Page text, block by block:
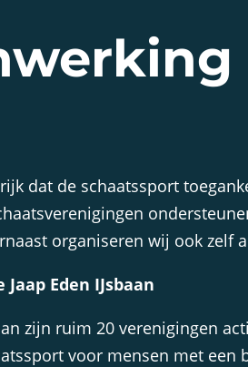
dat de schaatssport
organiseren wij ook zelf
Eden IJsbaan
zijn ruim 20 verenigingen
voor mensen met een